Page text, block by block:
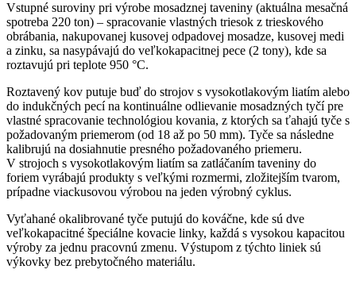
Vstupné suroviny pri výrobe mosadznej taveniny (aktuálna mesačná
spotreba 220 ton) – spracovanie vlastných triesok z trieskového
obrábania, nakupovanej kusovej odpadovej mosadze, kusovej medi
a zinku, sa nasypávajú do veľkokapacitnej pece (2 tony), kde sa
roztavujú pri teplote 950 °C.
Roztavený kov putuje buď do strojov s vysokotlakovým liatím alebo
do indukčných pecí na kontinuálne odlievanie mosadzných tyčí pre
vlastné spracovanie technológiou kovania, z ktorých sa ťahajú tyče s
požadovaným priemerom (od 18 až po 50 mm). Tyče sa následne
kalibrujú na dosiahnutie presného požadovaného priemeru.
V strojoch s vysokotlakovým liatím sa zatláčaním taveniny do
foriem vyrábajú produkty s veľkými rozmermi, zložitejším tvarom,
prípadne viackusovou výrobou na jeden výrobný cyklus.
Vyťahané okalibrované tyče putujú do kováčne, kde sú dve
veľkokapacitné špeciálne kovacie linky, každá s vysokou kapacitou
výroby za jednu pracovnú zmenu. Výstupom z týchto liniek sú
výkovky bez prebytočného materiálu.